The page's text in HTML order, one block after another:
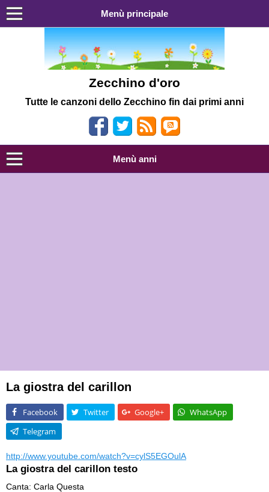
Menù principale
Zecchino d'oro
Tutte le canzoni dello Zecchino fin dai primi anni
Menù anni
La giostra del carillon
Facebook Twitter Google+
WhatsApp
Telegram
http://www.youtube.com/watch?v=cylS5EGOulA
La giostra del carillon testo
Canta: Carla Questa